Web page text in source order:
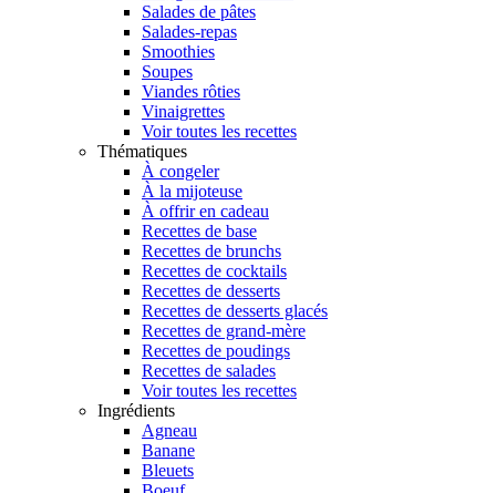
Salades de pâtes
Salades-repas
Smoothies
Soupes
Viandes rôties
Vinaigrettes
Voir toutes les recettes
Thématiques
À congeler
À la mijoteuse
À offrir en cadeau
Recettes de base
Recettes de brunchs
Recettes de cocktails
Recettes de desserts
Recettes de desserts glacés
Recettes de grand-mère
Recettes de poudings
Recettes de salades
Voir toutes les recettes
Ingrédients
Agneau
Banane
Bleuets